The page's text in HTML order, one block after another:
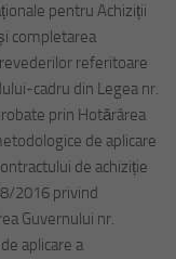
pentru Achiziții
completarea
referitoare
cadru din Legea nr.
prin Hotărârea
de aplicare
de achiziție
2016 privind
Guvernului nr.
aplicare a